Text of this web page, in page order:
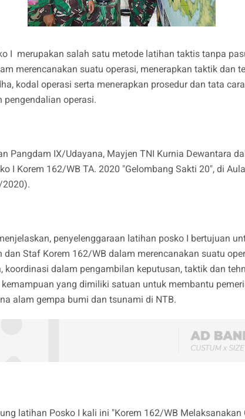
I merupakan salah satu metode latihan taktis tanpa
merencanakan suatu operasi, menerapkan taktik dan
kodal operasi serta menerapkan prosedur dan tata
operasi.
Pangdam IX/Udayana, Mayjen TNI Kurnia Dewantara
I Korem 162/WB TA. 2020 "Gelombang Sakti 20", di
2020).
penyelenggaraan latihan posko I bertujuan
dan Staf Korem 162/WB dalam merencanakan suatu
koordinasi dalam pengambilan keputusan, taktik dan
yang dimiliki satuan untuk membantu
alam gempa bumi dan tsunami di NTB.
latihan Posko I kali ini "Korem 162/WB Melaksanakan